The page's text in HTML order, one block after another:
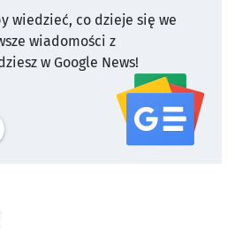
wiedzieć, co dzieje się we
wiadomości z
w Google News!
serwisu